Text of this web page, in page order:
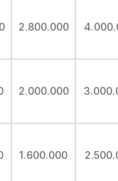
2.800.000
2.000.000
1.600.000